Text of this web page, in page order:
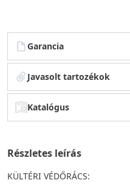
Garancia
Javasolt tartozékok
Katalógus
Részletes leírás
KÜLTÉRI VÉDŐRÁCS: